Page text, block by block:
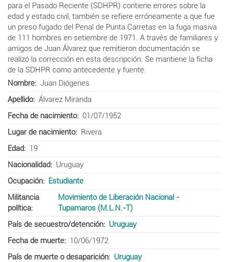
para el Pasado Reciente (SDHPR) contiene errores sobre la
edad y estado civil, también se refiere erróneamente a que fue
un preso fugado del Penal de Punta Carretas en la fuga masiva
de 111 hombres en setiembre de 1971. A través de familiares y
amigos de Juan Álvarez que remitieron documentación se
realizó la corrección en esta descripción. Se mantiene la ficha
de la SDHPR como antecedente y fuente.
Nombre
Juan Diógenes
Apellido
Álvarez Miranda
Fecha de nacimiento
01/07/1952
Lugar de nacimiento
Rivera
Edad
19
Nacionalidad
Uruguay
Ocupación
Estudiante
Militancia
política
Movimiento de Liberación Nacional -
Tupamaros (M.L.N.-T)
País de secuestro/detención
Uruguay
Fecha de muerte
10/06/1972
País de muerte o desaparición
Uruguay